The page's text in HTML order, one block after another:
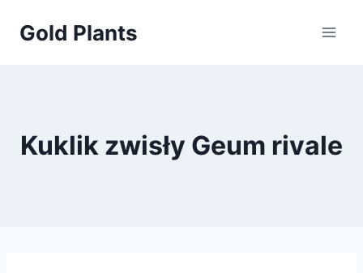
Gold Plants
Kuklik zwisły Geum rivale